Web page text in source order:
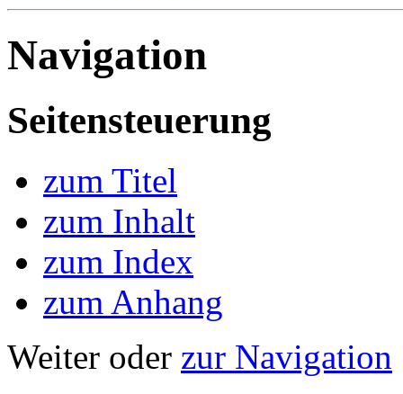
Navigation
Seitensteuerung
zum Titel
zum Inhalt
zum Index
zum Anhang
Weiter oder zur Navigation